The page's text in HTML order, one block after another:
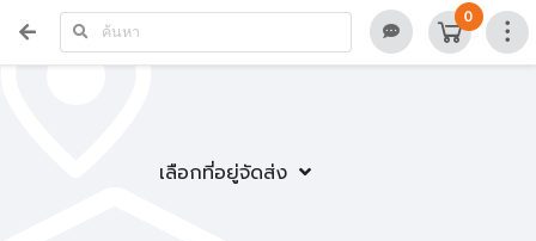
เลือกที่อยู่จัดส่ง
0